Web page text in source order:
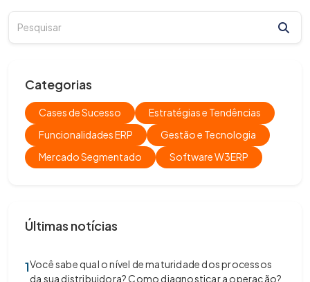
Categorias
Cases de Sucesso
Estratégias e Tendências
Funcionalidades ERP
Gestão e Tecnologia
Mercado Segmentado
Software W3ERP
Últimas notícias
1Você sabe qual o nível de maturidade dos processos
da sua distribuidora? Como diagnosticar a operação?